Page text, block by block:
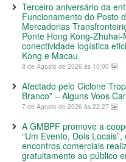
Terceiro aniversário da
Funcionamento do Posto
Mercadorias
Ponte Hong Kong-
conectividade logística
Kong e Macau
8 de Agosto de 2026 às 10:00
Afectado pelo Ciclone
Branco” – Alguns Voos
7 de Agosto de 2026 às 22:27
A GMBPF promove a
“Um Evento, Dois
encontros comerciais
gratuitamente ao público